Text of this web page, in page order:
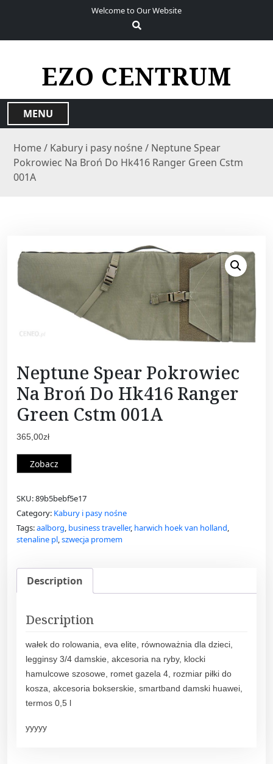
Welcome to Our Website
EZO CENTRUM
MENU
Home/ Kabury i pasy nośne/ Neptune Spear
Pokrowiec Na Broń Do Hk416 Ranger Green Cstm
001A
Neptune Spear Pokrowiec
Na Broń Do Hk416 Ranger
Green Cstm 001A
365,00zł
Zobacz
SKU:89b5bebf5e17
Category: Kabury i pasy nośne
Tags:aalborg, business traveller, harwich hoek van holland,
stenaline pl,szwecja promem
Description
Description
wałek do rolowania, eva elite, równoważnia dla dzieci,
legginsy 3/4 damskie, akcesoria na ryby, klocki
hamulcowe szosowe, romet gazela 4, rozmiar piłki do
kosza, akcesoria bokserskie, smartband damski huawei,
termos 0,5 l
yyyyy